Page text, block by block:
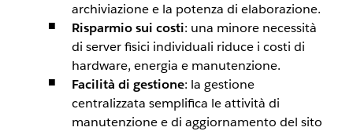
archiviazione e la potenza di elaborazione.
Risparmio sui costi: una minore necessità
di server fisici individuali riduce i costi di
hardware, energia e manutenzione.
Facilità di gestione: la gestione
centralizzata semplifica le attività di
manutenzione e di aggiornamento del sito